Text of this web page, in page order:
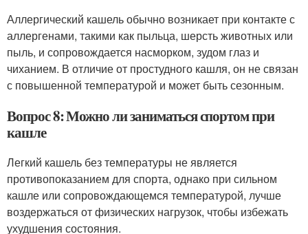
Аллергический кашель обычно возникает при контакте с
аллергенами, такими как пыльца, шерсть животных или
пыль, и сопровождается насморком, зудом глаз и
чиханием. В отличие от простудного кашля, он не связан
с повышенной температурой и может быть сезонным.
Вопрос 8: Можно ли заниматься спортом при
кашле
Легкий кашель без температуры не является
противопоказанием для спорта, однако при сильном
кашле или сопровождающемся температурой, лучше
воздержаться от физических нагрузок, чтобы избежать
ухудшения состояния.